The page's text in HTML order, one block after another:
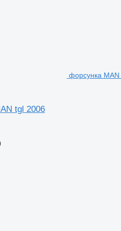
форсунка
tgl 2006